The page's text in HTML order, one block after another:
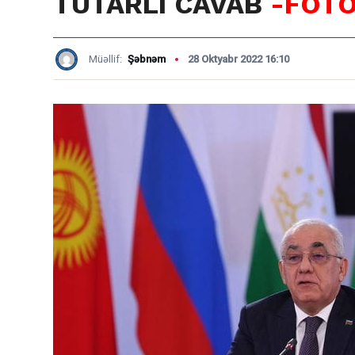
Müəllif: Şəbnəm 28 Oktyabr 2022 16:10